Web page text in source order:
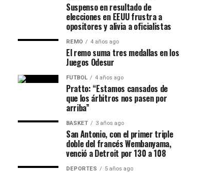
Suspenso en resultado de
elecciones en EEUU frustra a
opositores y alivia a oficialistas
REMO 4 años ago
El remo suma tres medallas en los
Juegos Odesur
FUTBOL 4 años ago
Pratto: “Estamos cansados de
que los árbitros nos pasen por
arriba”
BASKET 3 años ago
San Antonio, con el primer triple
doble del francés Wembanyama,
venció a Detroit por 130 a 108
DEPORTES 5 años ago